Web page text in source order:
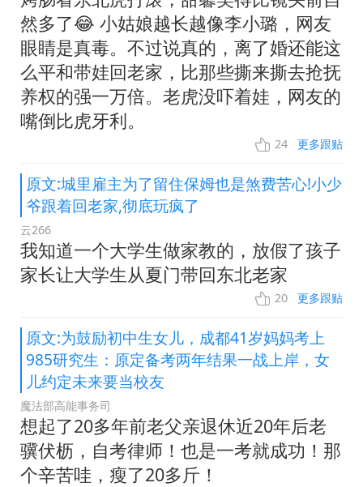
然多了😂 小姑娘越长越像李小璐，网友
眼睛是真毒。不过说真的，离了婚还能这
么平和带娃回老家，比那些撕来撕去抢抚
养权的强一万倍。老虎没吓着娃，网友的
嘴倒比虎牙利。
24 更多跟贴
原文:城里雇主为了留住保姆也是煞费苦心!小少
爷跟着回老家,彻底玩疯了
云266
我知道一个大学生做家教的，放假了孩子
家长让大学生从夏门带回东北老家
20 更多跟贴
原文:为鼓励初中生女儿，成都41岁妈妈考上
985研究生：原定备考两年结果一战上岸，女
儿约定未来要当校友
魔法部高能事务司
想起了20多年前老父亲退休近20年后老
骥伏枥，自考律师！也是一考就成功！那
个辛苦哇，瘦了20多斤！